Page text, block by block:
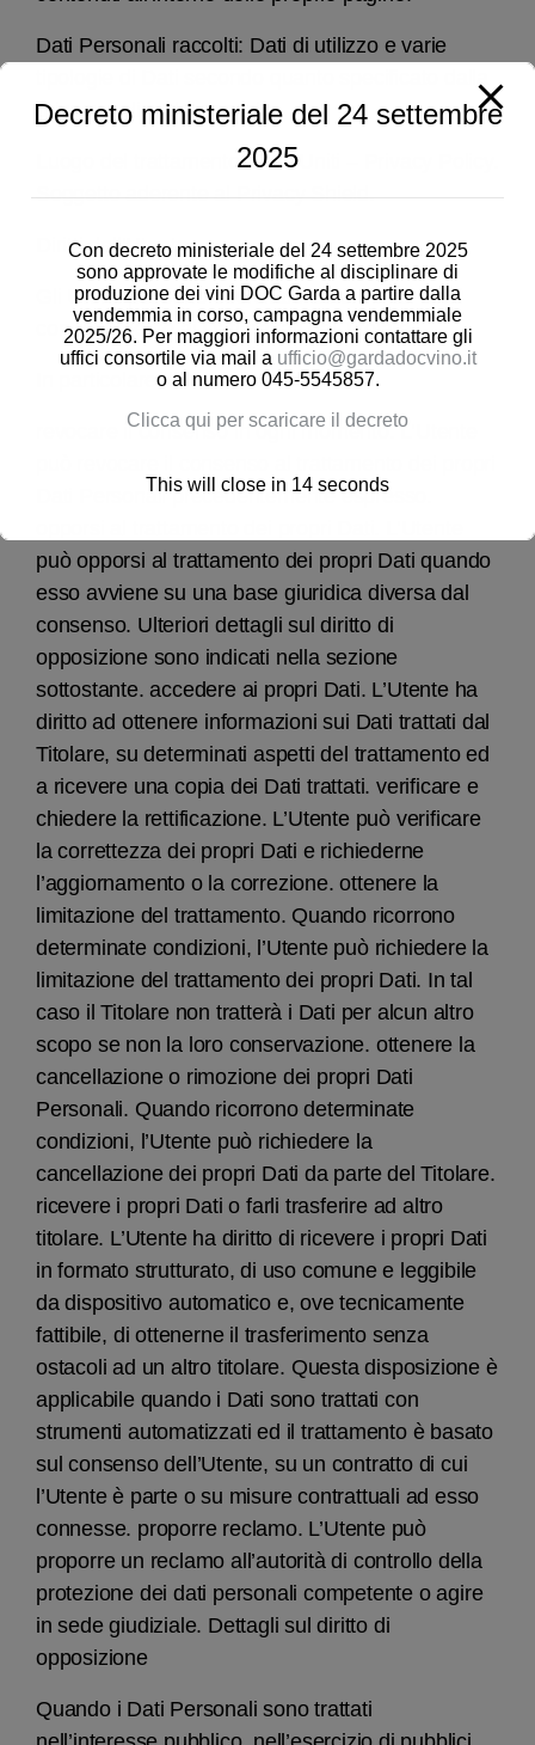
Dati Personali raccolti: Dati di utilizzo e varie
tipologie di Dati secondo quanto specificato dalla
privacy policy del servizio.
Luogo del trattamento: Stati Uniti – Privacy Policy.
Soggetto aderente al Privacy Shield.
Diritti dell’Utente
Gli Utenti possono esercitare determinati diritti
con riferimento ai Dati trattati dal Titolare.
In particolare, l’Utente ha il diritto di:
revocare il consenso in ogni momento. L’Utente
Dati Personali precedentemente espresso.
può opporsi al trattamento dei propri Dati quando
esso avviene su una base giuridica diversa dal
consenso. Ulteriori dettagli sul diritto di
opposizione sono indicati nella sezione
sottostante. accedere ai propri Dati. L’Utente ha
diritto ad ottenere informazioni sui Dati trattati dal
Titolare, su determinati aspetti del trattamento ed
a ricevere una copia dei Dati trattati. verificare e
chiedere la rettificazione. L’Utente può verificare
la correttezza dei propri Dati e richiederne
l’aggiornamento o la correzione. ottenere la
limitazione del trattamento. Quando ricorrono
determinate condizioni, l’Utente può richiedere la
limitazione del trattamento dei propri Dati. In tal
caso il Titolare non tratterà i Dati per alcun altro
scopo se non la loro conservazione. ottenere la
cancellazione o rimozione dei propri Dati
Personali. Quando ricorrono determinate
condizioni, l’Utente può richiedere la
cancellazione dei propri Dati da parte del Titolare.
ricevere i propri Dati o farli trasferire ad altro
titolare. L’Utente ha diritto di ricevere i propri Dati
in formato strutturato, di uso comune e leggibile
da dispositivo automatico e, ove tecnicamente
fattibile, di ottenerne il trasferimento senza
ostacoli ad un altro titolare. Questa disposizione è
applicabile quando i Dati sono trattati con
strumenti automatizzati ed il trattamento è basato
sul consenso dell’Utente, su un contratto di cui
l’Utente è parte o su misure contrattuali ad esso
connesse. proporre reclamo. L’Utente può
proporre un reclamo all’autorità di controllo della
protezione dei dati personali competente o agire
in sede giudiziale. Dettagli sul diritto di
opposizione
Quando i Dati Personali sono trattati
Decreto ministeriale del 24 settembre
2025
Con decreto ministeriale del 24 settembre 2025
sono approvate le modifiche al disciplinare di
produzione dei vini DOC Garda a partire dalla
vendemmia in corso, campagna vendemmiale
2025/26. Per maggiori informazioni contattare gli
uffici consortile via mail a ufficio@gardadocvino.it
o al numero 045-5545857.
Clicca qui per scaricare il decreto
This will close in 13 seconds